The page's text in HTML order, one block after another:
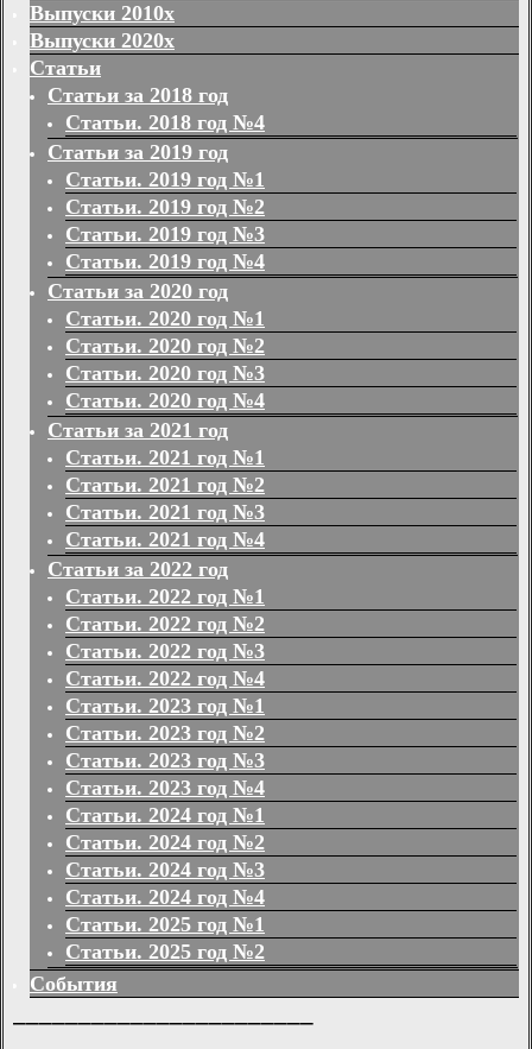
Выпуски 2010х
Выпуски 2020х
Статьи
Статьи за 2018 год
Статьи. 2018 год №4
Статьи за 2019 год
Статьи. 2019 год №1
Статьи. 2019 год №2
Статьи. 2019 год №3
Статьи. 2019 год №4
Статьи за 2020 год
Статьи. 2020 год №1
Статьи. 2020 год №2
Статьи. 2020 год №3
Статьи. 2020 год №4
Статьи за 2021 год
Статьи. 2021 год №1
Статьи. 2021 год №2
Статьи. 2021 год №3
Статьи. 2021 год №4
Статьи за 2022 год
Статьи. 2022 год №1
Статьи. 2022 год №2
Статьи. 2022 год №3
Статьи. 2022 год №4
Статьи. 2023 год №1
Статьи. 2023 год №2
Статьи. 2023 год №3
Статьи. 2023 год №4
Статьи. 2024 год №1
Статьи. 2024 год №2
Статьи. 2024 год №3
Статьи. 2024 год №4
Статьи. 2025 год №1
Статьи. 2025 год №2
События